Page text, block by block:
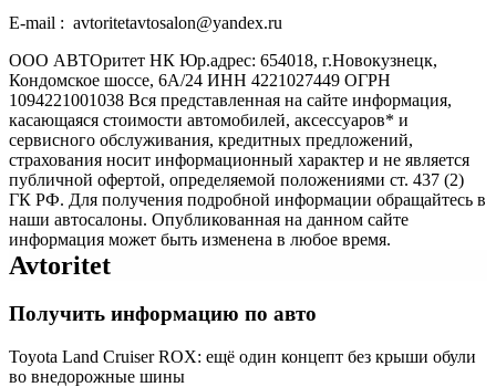
E-mail : avtoritetavtosalon@yandex.ru
ООО АВТОритет НК Юр.адрес: 654018, г.Новокузнецк,
Кондомское шоссе, 6А/24 ИНН 4221027449 ОГРН
1094221001038 Вся представленная на сайте информация,
касающаяся стоимости автомобилей, аксессуаров* и
сервисного обслуживания, кредитных предложений,
страхования носит информационный характер и не является
публичной офертой, определяемой положениями ст. 437 (2)
ГК РФ. Для получения подробной информации обращайтесь в
наши автосалоны. Опубликованная на данном сайте
информация может быть изменена в любое время.
Avtoritet
Получить информацию по авто
Toyota Land Cruiser ROX: ещё один концепт без крыши обули
во внедорожные шины